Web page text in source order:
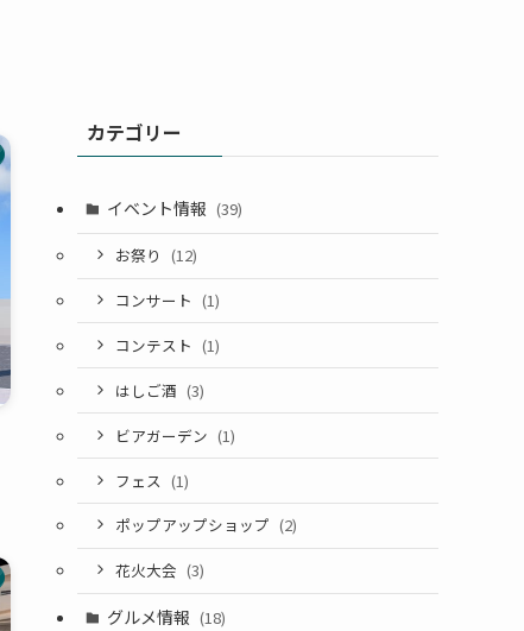
カテゴリー
イベント情報 (39)
お祭り (12)
コンサート (1)
コンテスト (1)
はしご酒 (3)
ビアガーデン (1)
フェス (1)
ポップアップショップ (2)
花火大会 (3)
グルメ情報 (18)